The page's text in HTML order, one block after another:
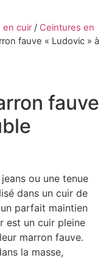
en cuir/ Ceintures en
fauve « Ludovic » à
fauve
ou une tenue
dans un cuir de
parfait maintien
est un cuir pleine
marron fauve.
la masse,